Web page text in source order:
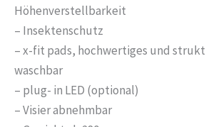
Höhenverstellbarkeit
– Insektenschutz
– x-fit pads, hochwertiges und
waschbar
– plug- in LED (optional)
– Visier abnehmbar